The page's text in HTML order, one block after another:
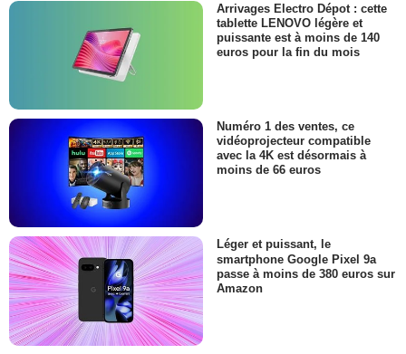
Arrivages Electro Dépot : cette
tablette LENOVO légère et
puissante est à moins de 140
euros pour la fin du mois
Numéro 1 des ventes, ce
vidéoprojecteur compatible
avec la 4K est désormais à
moins de 66 euros
Léger et puissant, le
smartphone Google Pixel 9a
passe à moins de 380 euros sur
Amazon